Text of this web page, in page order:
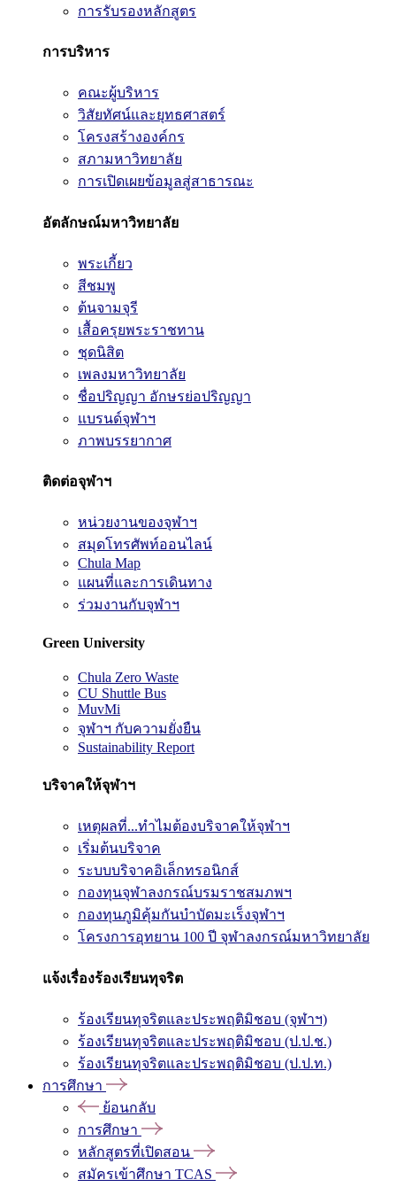
การรับรองหลักสูตร
การบริหาร
คณะผู้บริหาร
วิสัยทัศน์และยุทธศาสตร์
โครงสร้างองค์กร
สภามหาวิทยาลัย
การเปิดเผยข้อมูลสู่สาธารณะ
อัตลักษณ์มหาวิทยาลัย
พระเกี้ยว
สีชมพู
ต้นจามจุรี
เสื้อครุยพระราชทาน
ชุดนิสิต
เพลงมหาวิทยาลัย
ชื่อปริญญา อักษรย่อปริญญา
แบรนด์จุฬาฯ
ภาพบรรยากาศ
ติดต่อจุฬาฯ
หน่วยงานของจุฬาฯ
สมุดโทรศัพท์ออนไลน์
Chula Map
แผนที่และการเดินทาง
ร่วมงานกับจุฬาฯ
Green University
Chula Zero Waste
CU Shuttle Bus
MuvMi
จุฬาฯ กับความยั่งยืน
Sustainability Report
บริจาคให้จุฬาฯ
เหตุผลที่...ทำไมต้องบริจาคให้จุฬาฯ
เริ่มต้นบริจาค
ระบบบริจาคอิเล็กทรอนิกส์
กองทุนจุฬาลงกรณ์บรมราชสมภพฯ
กองทุนภูมิคุ้มกันบำบัดมะเร็งจุฬาฯ
โครงการอุทยาน 100 ปี จุฬาลงกรณ์มหาวิทยาลัย
แจ้งเรื่องร้องเรียนทุจริต
ร้องเรียนทุจริตและประพฤติมิชอบ (จุฬาฯ)
ร้องเรียนทุจริตและประพฤติมิชอบ (ป.ป.ช.)
ร้องเรียนทุจริตและประพฤติมิชอบ (ป.ป.ท.)
การศึกษา
ย้อนกลับ
การศึกษา
หลักสูตรที่เปิดสอน
สมัครเข้าศึกษา TCAS